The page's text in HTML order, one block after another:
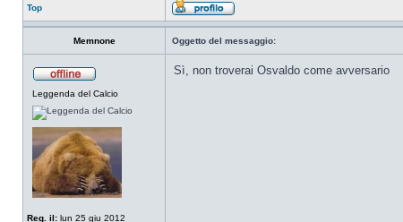
Top
Memnone Oggetto del messaggio:
Leggenda del Calcio
Reg. il: lun 25 giu 2012
Sì, non troverai Osvaldo come avversario